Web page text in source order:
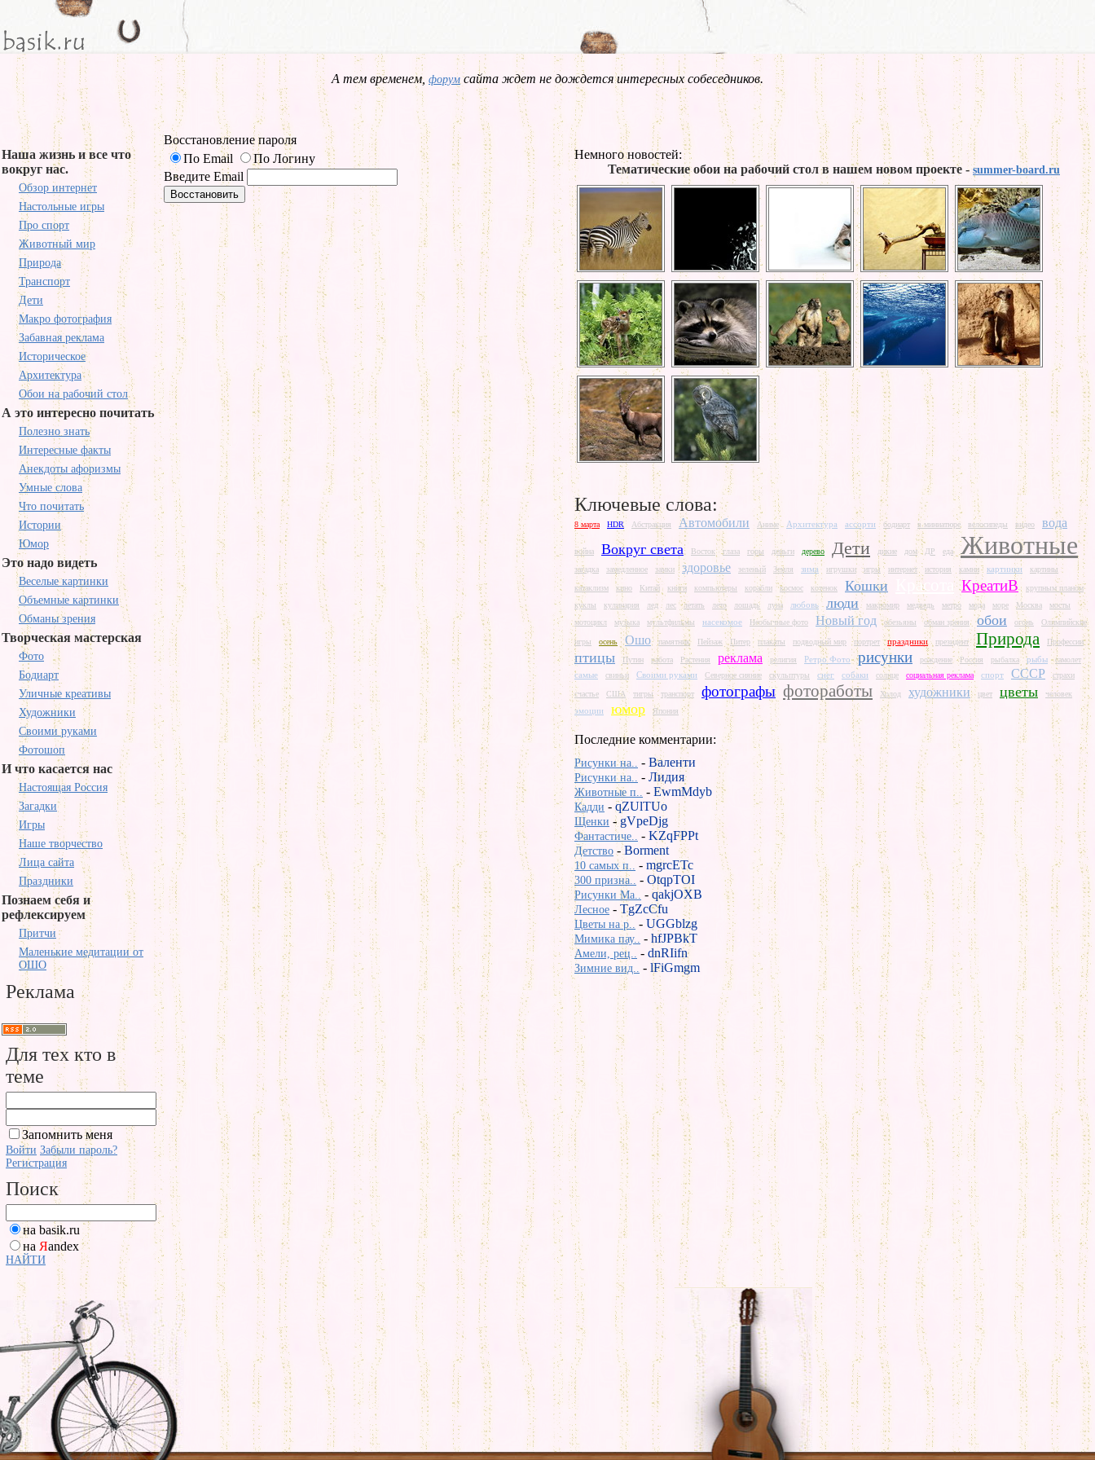
А тем временем, форум сайта ждет не дождется интересных собеседников.
Наша жизнь и все что
вокруг нас.
Обзор интернет
Настольные игры
Про спорт
Животный мир
Природа
Транспорт
Дети
Макро фотография
Забавная реклама
Историческое
Архитектура
Обои на рабочий стол
А это интересно почитать
Полезно знать
Интересные факты
Анекдоты афоризмы
Умные слова
Что почитать
Истории
Юмор
Это надо видеть
Веселые картинки
Объемные картинки
Обманы зрения
Творческая мастерская
Фото
Бодиарт
Уличные креативы
Художники
Своими руками
Фотошоп
И что касается нас
Настоящая Россия
Загадки
Игры
Наше творчество
Лица сайта
Праздники
Познаем себя и
рефлексируем
Притчи
Маленькие медитации от
ОШО
Реклама
Для тех кто в
теме
Запомнить меня
Войти Забыли пароль?
Регистрация
Поиск
на basik.ru
на Яandex
НАЙТИ
Восстановление пароля
По Email
По Логину
Введите Email
Немного новостей:
Тематические обои на рабочий стол в нашем новом проекте -summer-board.ru
Ключевые слова:
8 марта HDR Абстракция Автомобили Аниме Архитектура ассорти бодиарт в миниатюре велосипеды видео вода
война Вокруг света Восток глаза горы деньги дерево Дети дикие дом ДР еда Животные
загадка замедленное замки здоровье зеленый Земля зима игрушки игры интернет история камни картинки картины
катаклизм кино Китай книги компьютеры корабли космос котенок Кошки Красота КреатиВ
крупным планом
куклы
кулинария лед лес летать лето лошадь луна любовь люди макромир медведь метро мода море Москва
мосты
мотоцикл
музыка мультфильмы насекомое Необычные фото Новый год обезьяны обман зрения обои огонь Олимпийские
игры осень Ошо памятник Пейзаж Питер плакаты подводный мир портрет праздники президент Природа Профессии
птицы Путин работа Растения реклама религия Ретро Фото рисунки рождение Россия рыбалка рыбы самолет
самые свиньи Своими руками Северное сияние скульптуры снег собаки солнце социальная реклама спорт СССР страхи
счастье США тигры транспорт фотографы фотоработы Холод художники цвет цветы человек
эмоции юмор Япония
Последние комментарии:
Рисунки на.. - Валенти
Рисунки на.. - Лидия
Животные п.. - EwmMdyb
Кадди - qZUlTUo
Щенки - gVpeDjg
Фантастиче.. - KZqFPPt
Детство -Borment
10 самых п.. - mgrcETc
300 призна.. - OtqpTOI
Рисунки Ma.. - qakjOXB
Лесное - TgZcCfu
Цветы на р.. - UGGblzg
Мимика пау.. - hfJPBkT
Амели, рец.. - dnRIifn
Зимние вид.. - lFiGmgm